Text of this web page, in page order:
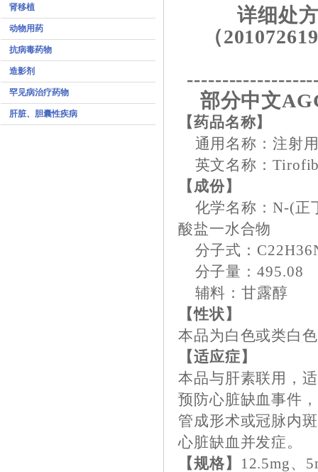
肾移植
动物用药
抗病毒药物
造影剂
罕见病治疗药物
肝脏、胆囊性疾病
详细处
（
部分中文
【药品名称】
通用名称：注射
英文名称：
【成份】
化学名称：N-(正
酸盐一水合物
分子式：
分子量：495.08
辅料：甘露醇
【性状】
本品为白色或类白
【适应症】
本品与肝素联用，
预防心脏缺血事件
管成形术或冠脉内
心脏缺血并发症。
【规格】
12.5mg、